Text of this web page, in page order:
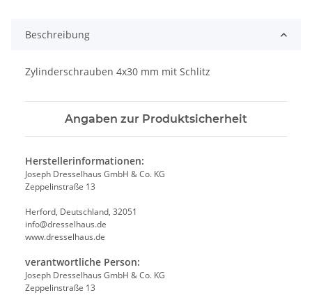
Beschreibung
Zylinderschrauben 4x30 mm mit Schlitz
Angaben zur Produktsicherheit
Herstellerinformationen:
Joseph Dresselhaus GmbH & Co. KG
Zeppelinstraße 13
Herford, Deutschland, 32051
info@dresselhaus.de
www.dresselhaus.de
verantwortliche Person:
Joseph Dresselhaus GmbH & Co. KG
Zeppelinstraße 13